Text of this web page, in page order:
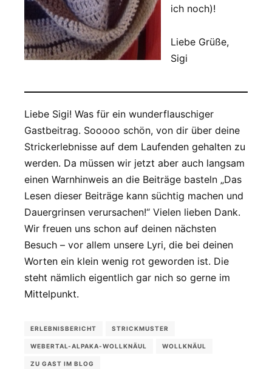
ich noch)!
Liebe Grüße,
Sigi
Liebe Sigi! Was für ein wunderflauschiger
Gastbeitrag. Sooooo schön, von dir über deine
Strickerlebnisse auf dem Laufenden gehalten zu
werden. Da müssen wir jetzt aber auch langsam
einen Warnhinweis an die Beiträge basteln „Das
Lesen dieser Beiträge kann süchtig machen und
Dauergrinsen verursachen!“ Vielen lieben Dank.
Wir freuen uns schon auf deinen nächsten
Besuch – vor allem unsere Lyri, die bei deinen
Worten ein klein wenig rot geworden ist. Die
steht nämlich eigentlich gar nich so gerne im
Mittelpunkt.
ERLEBNISBERICHT STRICKMUSTER
WEBERTAL-ALPAKA-WOLLKNÄUL WOLLKNÄUL
ZU GAST IM BLOG